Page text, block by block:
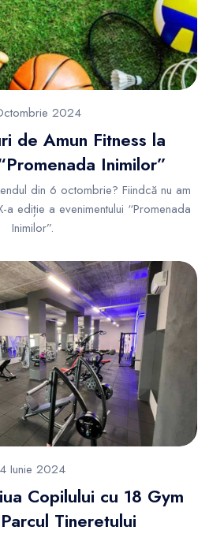
2024
de Amun Fitness la
Inimilor”
din 6 octombrie? Fiindcă nu am
ediție a evenimentului “Promenada
Inimilor”.
4 Iunie 2024
Copilului cu 18 Gym
Tineretului